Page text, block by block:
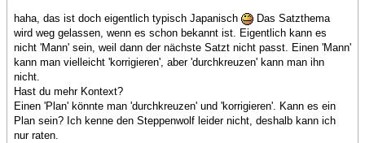
haha, das ist doch eigentlich typisch Japanisch
Das Satzthema
wird weg gelassen, wenn es schon bekannt ist. Eigentlich kann es
nicht 'Mann' sein, weil dann der nächste Satzt nicht passt. Einen 'Mann'
kann man vielleicht 'korrigieren', aber 'durchkreuzen' kann man ihn
nicht.
Hast du mehr Kontext?
Einen 'Plan' könnte man 'durchkreuzen' und 'korrigieren'. Kann es ein
Plan sein? Ich kenne den Steppenwolf leider nicht, deshalb kann ich
nur raten.